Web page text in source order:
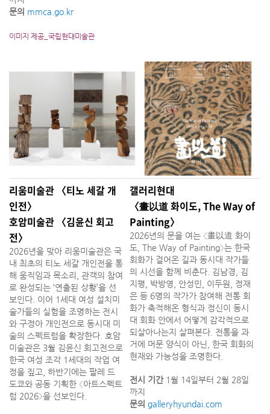
문의 mmca.go.kr
이미지 제공_국립현대미술관
리움미술관 〈티노 세갈 개
인전〉
호암미술관 〈김윤신 회고
전〉
2026년을 맞아 리움미술관은 국
내 최초의 티노 세갈 개인전을 통
해 움직임과 목소리, 관객의 참여
로 완성되는 ‘연출된 상황’을 선
보인다. 이어 1세대 여성 설치미
술가들의 실험을 조명하는 전시
와 구정아 개인전으로 동시대 미
술의 스펙트럼을 확장한다. 호암
미술관은 3월 김윤신 회고전으로
한국 여성 조각 1세대의 작업 여
정을 짚고, 하반기에는 팔레 드
도쿄와 공동 기획한 〈아트스펙트
럼 2026〉을 선보인다.
갤러리현대
〈畫以道 화이도, The Way of
Painting〉
2026년의 문을 여는 〈畫以道 화이
도, The Way of Painting〉는 한국
회화가 걸어온 길과 동시대 작가들
의 시선을 함께 비춘다. 김남경, 김
지평, 박방영, 안성민, 이두원, 정재
은 등 6명의 작가가 참여해 전통 회
화가 축적해온 형식과 정신이 동시
대 회화 안에서 어떻게 감각적으로
되살아나는지 살펴본다. 전통을 과
거에 머문 양식이 아닌, 한국 회화의
현재와 가능성을 조명한다.
전시 기간 1월 14일부터 2월 28일
까지
문의 galleryhyundai.com